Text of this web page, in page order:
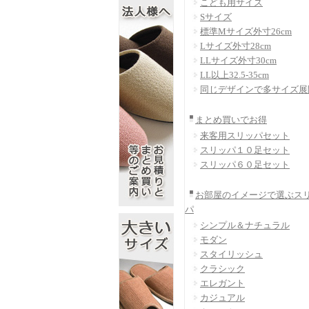
こども用サイズ
Sサイズ
標準Mサイズ外寸26cm
Lサイズ外寸28cm
LLサイズ外寸30cm
LL以上32.5-35cm
同じデザインで多サイズ
まとめ買いでお得
来客用スリッパセット
スリッパ１０足セット
スリッパ６０足セット
お部屋のイメージで選ぶス
パ
シンプル＆ナチュラル
モダン
スタイリッシュ
クラシック
エレガント
カジュアル